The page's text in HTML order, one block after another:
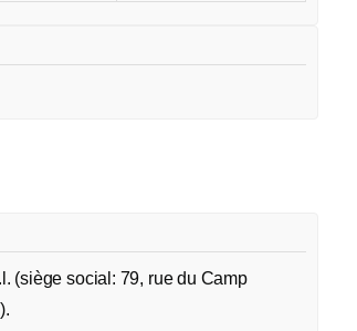
(siège social: 79, rue du Camp